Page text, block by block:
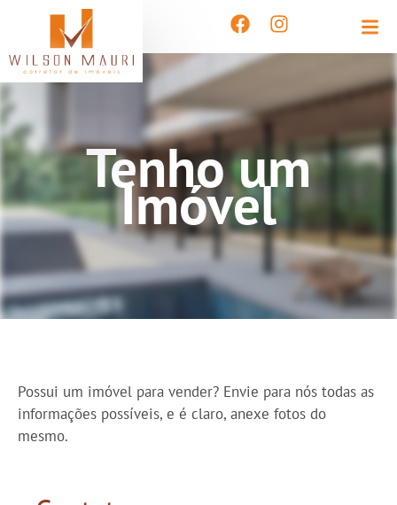
Tenho um
Imóvel
Possui um imóvel para vender? Envie para nós todas as
informações possíveis, e é claro, anexe fotos do
mesmo.